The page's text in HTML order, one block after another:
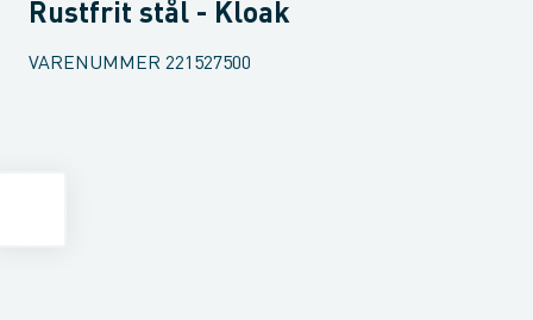
Rustfrit stål - Kloak
VARENUMMER 221527500